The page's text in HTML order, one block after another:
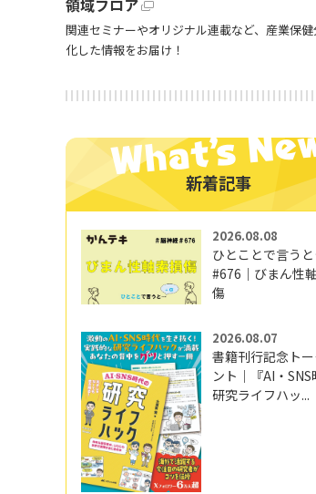
領域フロア
関連セミナーやオリジナル連載など、産業保
化した情報をお届け！
新着記事
2026.08.08
ひとことで言う
#676｜びまん性
傷
2026.08.07
書籍刊行記念ト
ント｜『AI・SNS
研究ライフハッ...